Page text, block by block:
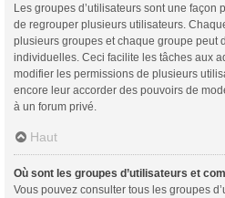
Les groupes d’utilisateurs sont une façon
de regrouper plusieurs utilisateurs.
plusieurs groupes et chaque groupe peut
individuelles. Ceci facilite les tâches aux
modifier les permissions de plusieurs
encore leur accorder des pouvoirs de
à un forum privé.
Haut
Où sont les groupes d’utilisateurs et
Vous pouvez consulter tous les groupes